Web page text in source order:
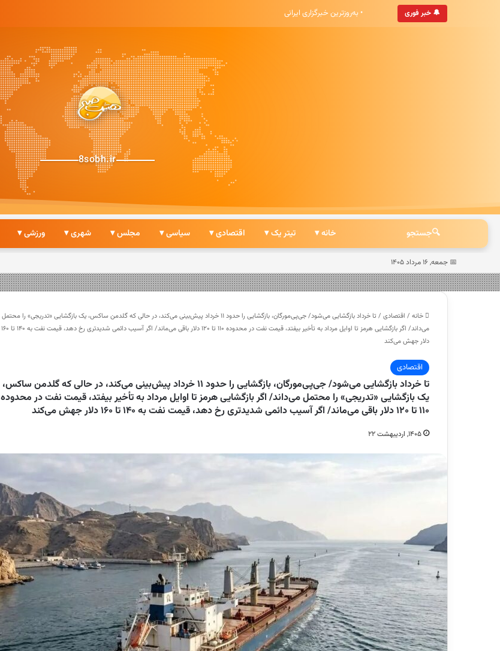
🔔 خبر فوری
• آخرین اخبار لحظه‌ای کشور و جهان • به‌روزترین خبرگزاری ایرانی
8sobh.ir
🔍جستجو خانه ▾ تیتر یک ▾ اقتصادی ▾ سیاسی ▾ مجلس ▾ شهری ▾ ورزشی ▾
📅 جمعه, ۱۶ مرداد ۱۴۰۵
خانه / اقتصادی /
تا خرداد بازگشایی می‌شود/ جی‌پی‌مورگان، بازگشایی را حدود ۱۱ خرداد پیش‌بینی می‌کند، در حالی که گلدمن ساکس، یک بازگشایی «تدریجی» را محتمل
می‌داند/ اگر بازگشایی هرمز تا اوایل مرداد به تأخیر بیفتد، قیمت نفت در محدوده ۱۱۰ تا ۱۲۰ دلار باقی می‌ماند/ اگر آسیب دائمی شدیدتری رخ دهد، قیمت نفت به ۱۴۰ تا ۱۶۰
دلار جهش می‌کند
اقتصادی
تا خرداد بازگشایی می‌شود/ جی‌پی‌مورگان، بازگشایی را حدود ۱۱ خرداد پیش‌بینی می‌کند، در حالی که گلدمن ساکس،
یک بازگشایی «تدریجی» را محتمل می‌داند/ اگر بازگشایی هرمز تا اوایل مرداد به تأخیر بیفتد، قیمت نفت در محدوده
۱۱۰ تا ۱۲۰ دلار باقی می‌ماند/ اگر آسیب دائمی شدیدتری رخ دهد، قیمت نفت به ۱۴۰ تا ۱۶۰ دلار جهش می‌کند
۱۴۰۵, اردیبهشت ۲۲